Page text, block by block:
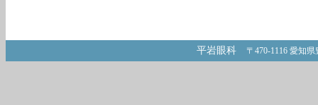
平岩眼科 〒470-1116 愛知